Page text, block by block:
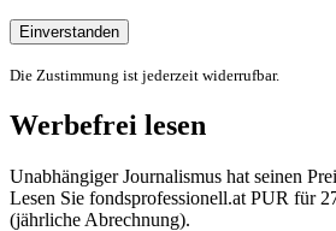
Einverstanden
Die Zustimmung ist jederzeit widerrufbar.
Werbefrei lesen
Unabhängiger Journalismus hat seinen
Lesen Sie fondsprofessionell.at PUR für
(jährliche Abrechnung).